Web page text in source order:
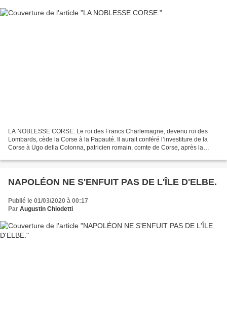
LA NOBLESSE CORSE. Le roi des Francs Charlemagne, devenu roi des
Lombards, cède la Corse à la Papauté. Il aurait conféré l’investiture de la
Corse à Ugo della Colonna, patricien romain, comte de Corse, après la
NAPOLÉON NE S'ENFUIT PAS DE L'ÎLE D'ELBE.
Publié le 01/03/2020 à 00:17
Par Augustin Chiodetti